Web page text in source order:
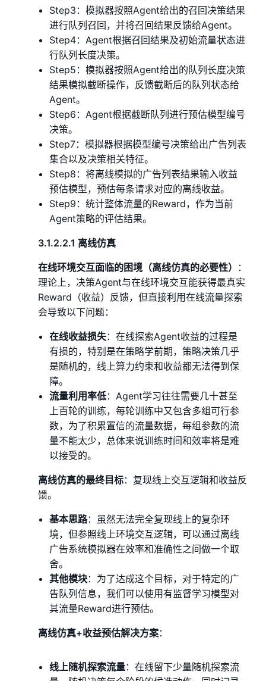
Step3：模拟器按照Agent给出的召回决策结果
进行队列召回，并将召回结果反馈给Agent。
Step4：Agent根据召回结果及初始流量状态进
行队列长度决策。
Step5：模拟器按照Agent给出的队列长度决策
结果模拟截断操作，反馈截断后的队列状态给
Agent。
Step6：Agent根据截断队列进行预估模型编号
决策。
Step7：模拟器根据模型编号决策给出广告列表
集合以及决策相关特征。
Step8：将离线模拟的广告列表结果输入收益
预估模型，预估每条请求对应的离线收益。
Step9：统计整体流量的Reward，作为当前
Agent策略的评估结果。
3.1.2.2.1 离线仿真
在线环境交互面临的困境（离线仿真的必要性）
：
理论上，决策Agent与在线环境交互能获得最真实
Reward（收益）反馈，但直接利用在线流量探索
会导致以下问题：
在线收益损失：在线探索Agent收益的过程是
有损的，特别是在策略学前期，策略决策几乎
是随机的，线上算力约束和收益都无法得到保
障。
流量利用率低：Agent学习往往需要几十甚至
上百轮的训练，每轮训练中又包含多组可行参
数，为了积累置信的流量数据，每组参数的流
量不能太少，总体来说训练时间和效率将是难
以接受的。
离线仿真的最终目标：复现线上交互逻辑和收益反
馈。
基本思路：虽然无法完全复现线上的复杂环
境，但参照线上环境交互逻辑，可以通过离线
广告系统模拟器在效率和准确性之间做一个取
舍。
其他模块：为了达成这个目标，对于特定的广
告队列信息，我们可以使用有监督学习模型对
其流量Reward进行预估。
离线仿真+收益预估解决方案：
线上随机探索流量：在线留下少量随机探索流